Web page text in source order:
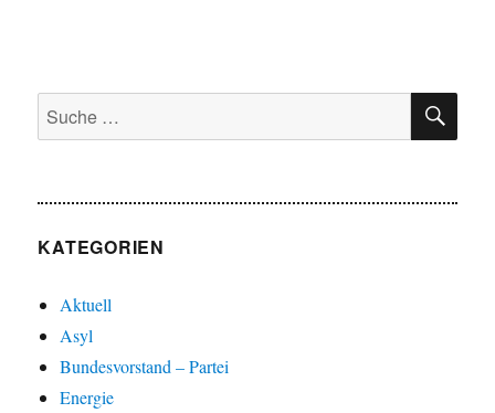
Suche
nach:
KATEGORIEN
Aktuell
Asyl
Bundesvorstand – Partei
Energie